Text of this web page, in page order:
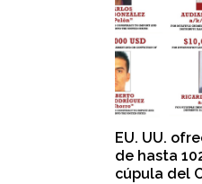
EU. UU.
de hasta
cúpula del